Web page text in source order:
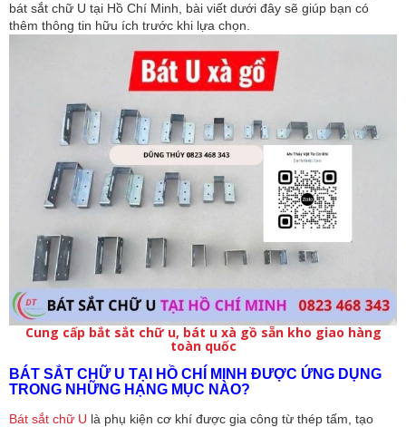
bát sắt chữ U tại Hồ Chí Minh, bài viết dưới đây sẽ giúp bạn có
thêm thông tin hữu ích trước khi lựa chọn.
Cung cấp bắt sắt chữ u, bát u xà gồ sẵn kho giao hàng
toàn quốc
BÁT SẮT CHỮ U TẠI HỒ CHÍ MINH ĐƯỢC ỨNG DỤNG
TRONG NHỮNG HẠNG MỤC NÀO?
Bát sắt chữ U là phụ kiện cơ khí được gia công từ thép tấm, tạo